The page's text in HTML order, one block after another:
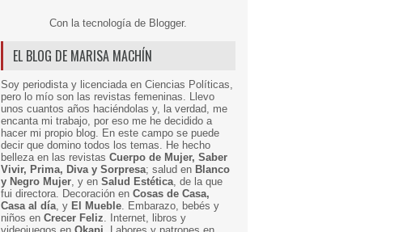
Con la tecnología de Blogger.
EL BLOG DE MARISA MACHÍN
Soy periodista y licenciada en Ciencias Políticas,
pero lo mío son las revistas femeninas. Llevo
unos cuantos años haciéndolas y, la verdad, me
encanta mi trabajo, por eso me he decidido a
hacer mi propio blog. En este campo se puede
decir que domino todos los temas. He hecho
belleza en las revistas Cuerpo de Mujer, Saber
Vivir, Prima, Diva y Sorpresa; salud en Blanco
y Negro Mujer, y en Salud Estética, de la que
fui directora. Decoración en Cosas de Casa,
Casa al día, y El Mueble. Embarazo, bebés y
niños en Crecer Feliz. Internet, libros y